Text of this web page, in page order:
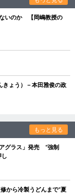
いのか 【岡嶋教授の
ょう）－本田雅俊の政
もっと見る
グラス」発売 “強制
から冷製うどんまで“夏